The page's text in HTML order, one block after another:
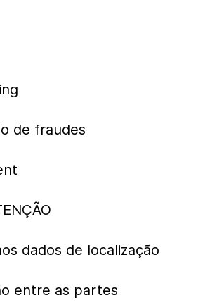
de fraudes
dados de localização
entre as partes